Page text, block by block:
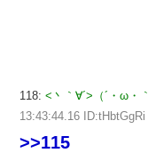
118: <丶｀∀´>（´・ω
13:43:44.16 ID:tHbtGgRi
>>115